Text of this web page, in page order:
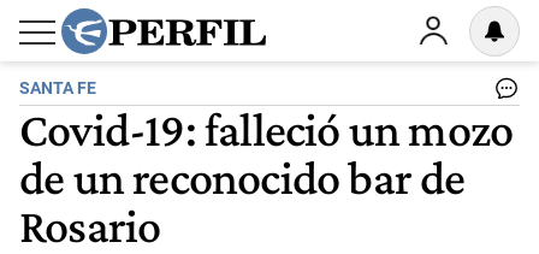
SANTA FE
Covid-19: falleció un mozo
de un reconocido bar de
Rosario